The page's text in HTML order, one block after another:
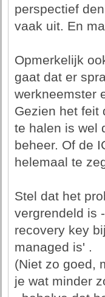
perspectief
vaak uit. En
Opmerkelijk
gaat dat er
werkneemster
Gezien het feit
te halen is wel
beheer. Of de
helemaal te
Stel dat het
vergrendeld is
recovery key
managed is' .
(Niet zo goed,
je wat minder